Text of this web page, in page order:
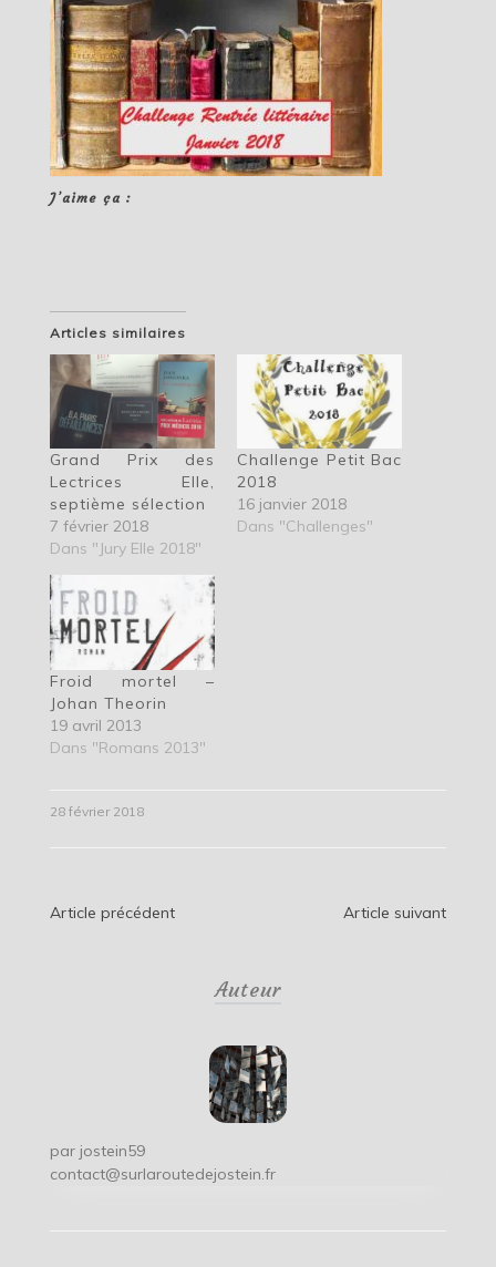
J’aime ça :
Articles similaires
Grand Prix des
Lectrices Elle,
septième sélection
7 février 2018
Dans "Jury Elle 2018"
Challenge Petit Bac
2018
16 janvier 2018
Dans "Challenges"
Froid mortel –
Johan Theorin
19 avril 2013
Dans "Romans 2013"
28 février 2018
Navigation
Article précédent Article suivant
Auteur
par jostein59
contact@surlaroutedejostein.fr